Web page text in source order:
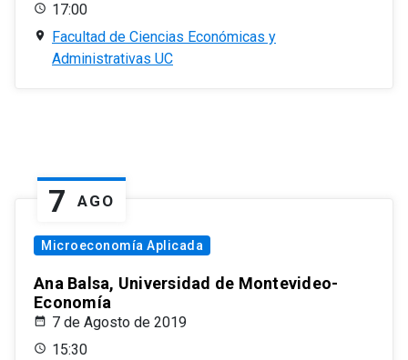
17:00
Facultad de Ciencias Económicas y
Administrativas UC
7 AGO
Microeconomía Aplicada
Ana Balsa, Universidad de Montevideo-
Economía
7 de Agosto de 2019
15:30